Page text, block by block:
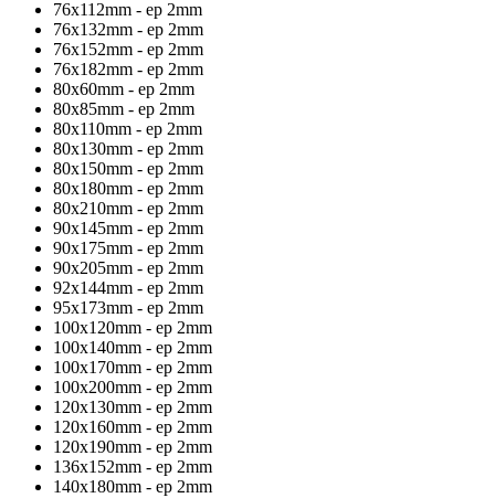
76x112mm - ep 2mm
76x132mm - ep 2mm
76x152mm - ep 2mm
76x182mm - ep 2mm
80x60mm - ep 2mm
80x85mm - ep 2mm
80x110mm - ep 2mm
80x130mm - ep 2mm
80x150mm - ep 2mm
80x180mm - ep 2mm
80x210mm - ep 2mm
90x145mm - ep 2mm
90x175mm - ep 2mm
90x205mm - ep 2mm
92x144mm - ep 2mm
95x173mm - ep 2mm
100x120mm - ep 2mm
100x140mm - ep 2mm
100x170mm - ep 2mm
100x200mm - ep 2mm
120x130mm - ep 2mm
120x160mm - ep 2mm
120x190mm - ep 2mm
136x152mm - ep 2mm
140x180mm - ep 2mm